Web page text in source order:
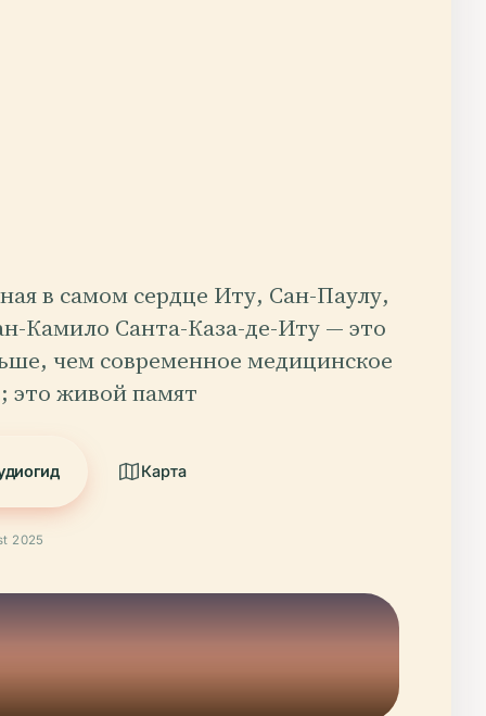
в самом сердце Иту, Сан-Паулу,
Камило Санта-Каза-де-Иту — это
чем современное медицинское
это живой памят
Карта
2025